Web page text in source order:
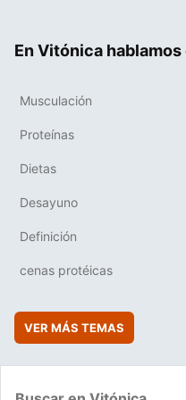
En Vitónica hablamos
Musculación
Proteínas
Dietas
Desayuno
Definición
cenas protéicas
VER MÁS TEMAS